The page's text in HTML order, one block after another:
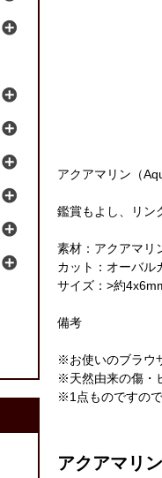
アクアマリン（
鑑賞もよし、リン
素材：アクアマリ
カット：オーバル
サイズ：>約
備考
※お使いのブラウ
※天然由来の傷・
※1点ものですの
アクアマリ